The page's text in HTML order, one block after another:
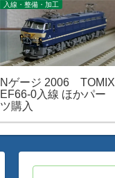
入線・整備・加工
Nゲージ 2006 TOMIX
EF66-0入線 ほかパー
ツ購入